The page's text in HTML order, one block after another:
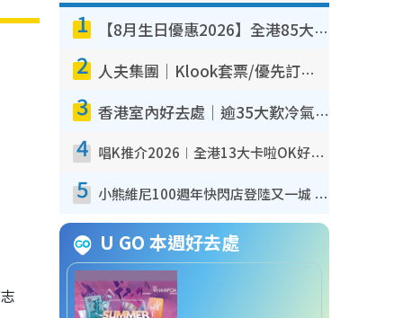
1 【8月生日優惠2026】全港85大食買玩著數攻略 自助餐/火鍋放題同行免費＋誠品/DONKI送現金券
2 人夫集團｜Klook套票/優先訂票/公開發售搶飛攻略！附票價.購票連結.場地座位表
3 香港室內好去處｜逾35大歎冷氣室內好去處推介 室內活動免費避雨無懼落雨
4 唱K推介2026︱全港13大卡啦OK好去處！最平$36起 日文K都有！(附地址+收費詳情)
5 小熊維尼100週年快閃店登陸又一城 重現百畝森林經典場景／獨家限定盲盒登場／專屬DIY香水
U GO 本週好去處